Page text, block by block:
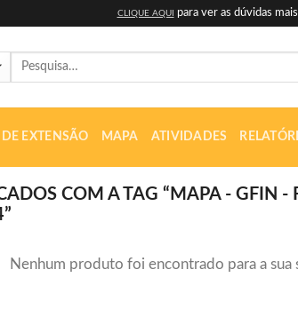
CLIQUE AQUI para ver as dúvidas
Pesquisar
DE EXTENSÃO MAPA ATIVIDADES
COM A TAG “MAPA - GFIN
Nenhum produto foi encontrado para a sua